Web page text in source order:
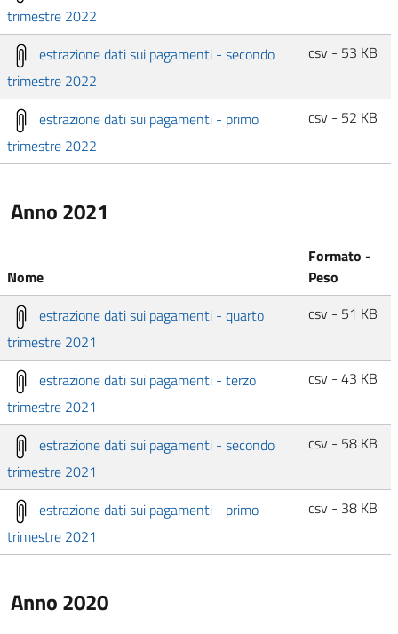
trimestre 2022
estrazione dati sui pagamenti - secondo
trimestre 2022
csv - 53 KB
estrazione dati sui pagamenti - primo
trimestre 2022
csv - 52 KB
Anno 2021
Nome
Formato -
Peso
estrazione dati sui pagamenti - quarto
trimestre 2021
csv - 51 KB
estrazione dati sui pagamenti - terzo
trimestre 2021
csv - 43 KB
estrazione dati sui pagamenti - secondo
trimestre 2021
csv - 58 KB
estrazione dati sui pagamenti - primo
trimestre 2021
csv - 38 KB
Anno 2020